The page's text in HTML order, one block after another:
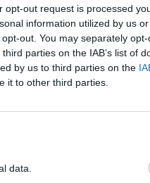
opt-out request is processed
information utilized by us
out. You may separately
parties on the IAB’s list of
by us to third parties on the
it to other third parties.
data.
silkė. Nes ji
dedu ant
jie sunkiai